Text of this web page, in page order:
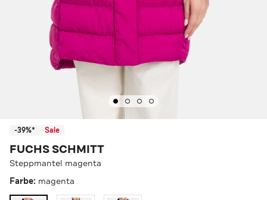
-39%* Sale
FUCHS SCHMITT
Steppmantel magenta
Farbe: magenta